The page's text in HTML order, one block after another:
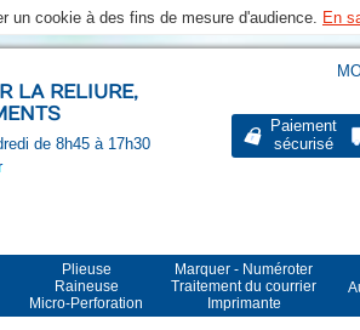
cookie à des fins de mesure d'audience. En
Paiement
sécurisé
LA RELIURE,
de 8h45 à 17h30
Plieuse
Raineuse
Micro-Perforation
Marquer - Numéroter
Traitement du courrier
Imprimante